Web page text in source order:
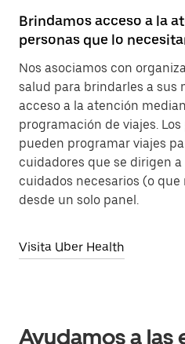
Brindamos acceso a la
personas que lo
Nos asociamos con
salud para brindarles a sus
acceso a la atención
programación de viajes.
pueden programar viajes
cuidadores que se dirigen
cuidados necesarios (o
desde un solo panel.
Visita Uber Health
Ayudamos a las